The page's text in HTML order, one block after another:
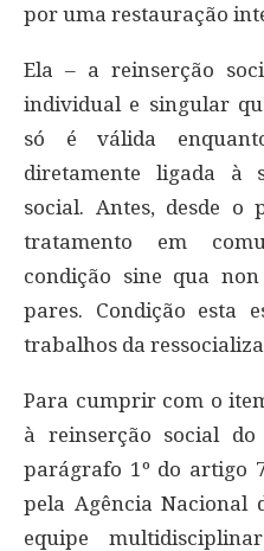
por uma restauração
Ela – a reinserção
individual e singular
só é válida
diretamente ligada à
social. Antes, desde o
tratamento em
condição sine qua
pares. Condição esta
trabalhos da
Para cumprir com o
à reinserção social
parágrafo 1º do artigo
pela Agência Nacional
equipe